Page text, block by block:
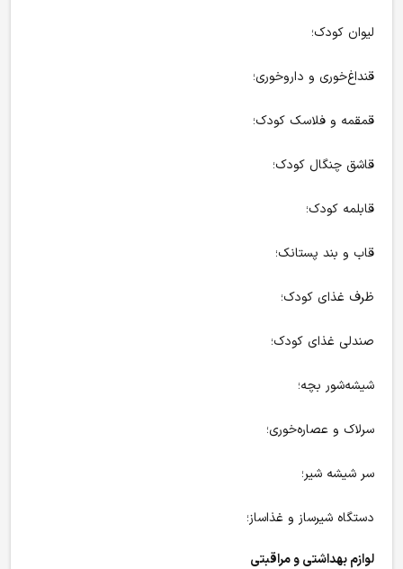
لیوان کودک؛
قنداغ‌خوری و داروخوری؛
قمقمه و فلاسک کودک؛
قاشق چنگال کودک؛
قابلمه کودک؛
قاب و بند پستانک؛
ظرف غذای کودک؛
صندلی غذای کودک؛
شیشه‌شور بچه؛
سرلاک و عصاره‌خوری؛
سر شیشه شیر؛
دستگاه شیرساز و غذاساز؛
لوازم بهداشتی و مراقبتی